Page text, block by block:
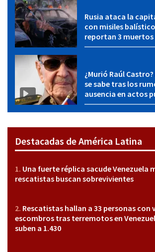
Rusia ataca la
con misiles
reportan 3 muertos
¿Murió Raúl
se sabe tras los
ausencia en actos
Cuba
Destacadas de América Latina
Una fuerte réplica sacude Venezuela
rescatistas buscan sobrevivientes
Rescatistas hallan a 33 personas con
escombros tras terremotos en
suben a 1.430